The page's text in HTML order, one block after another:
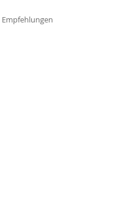
Empfehlungen